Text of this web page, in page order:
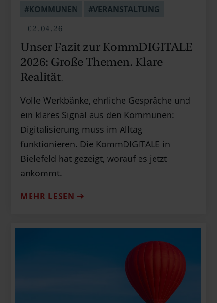
#KOMMUNEN #VERANSTALTUNG
02.04.26
Unser Fazit zur KommDIGITALE
2026: Große Themen. Klare
Realität.
Volle Werkbänke, ehrliche Gespräche und
ein klares Signal aus den Kommunen:
Digitalisierung muss im Alltag
funktionieren. Die KommDIGITALE in
Bielefeld hat gezeigt, worauf es jetzt
ankommt.
MEHR LESEN